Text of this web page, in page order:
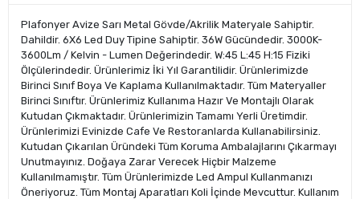
Plafonyer Avize Sarı Metal Gövde/Akrilik Materyale Sahiptir.
Dahildir. 6X6 Led Duy Tipine Sahiptir. 36W Gücündedir. 3000K-
3600Lm / Kelvin - Lumen Değerindedir. W:45 L:45 H:15 Fiziki
Ölçülerindedir. Ürünlerimiz İki Yıl Garantilidir. Ürünlerimizde
Birinci Sınıf Boya Ve Kaplama Kullanılmaktadır. Tüm Materyaller
Birinci Sınıftır. Ürünlerimiz Kullanıma Hazır Ve Montajlı Olarak
Kutudan Çıkmaktadır. Ürünlerimizin Tamamı Yerli Üretimdir.
Ürünlerimizi Evinizde Cafe Ve Restoranlarda Kullanabilirsiniz.
Kutudan Çıkarılan Üründeki Tüm Koruma Ambalajlarını Çıkarmayı
Unutmayınız. Doğaya Zarar Verecek Hiçbir Malzeme
Kullanılmamıştır. Tüm Ürünlerimizde Led Ampul Kullanmanızı
Öneriyoruz. Tüm Montaj Aparatları Koli İçinde Mevcuttur. Kullanım